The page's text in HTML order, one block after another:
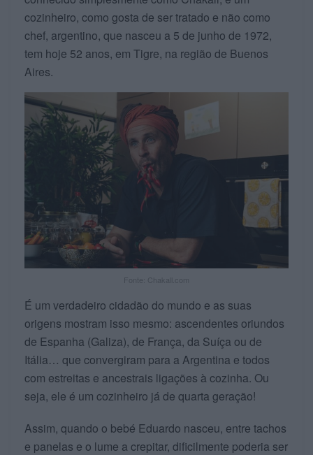
cozinheiro, como gosta de ser tratado e não como
chef, argentino, que nasceu a 5 de junho de 1972,
tem hoje 52 anos, em Tigre, na região de Buenos
Aires.
Fonte: Chakall.com
É um verdadeiro cidadão do mundo e as suas
origens mostram isso mesmo: ascendentes oriundos
de Espanha (Galiza), de França, da Suíça ou de
Itália… que convergiram para a Argentina e todos
com estreitas e ancestrais ligações à cozinha. Ou
seja, ele é um cozinheiro já de quarta geração!
Assim, quando o bebé Eduardo nasceu, entre tachos
e panelas e o lume a crepitar, dificilmente poderia ser